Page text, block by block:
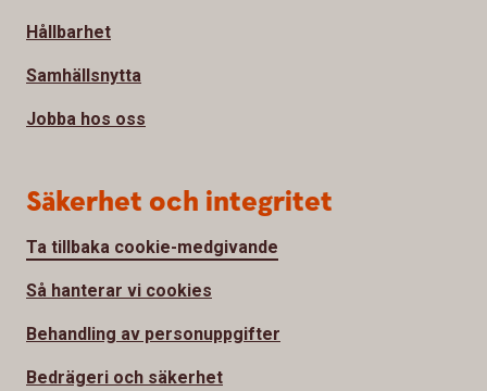
Hållbarhet
Samhällsnytta
Jobba hos oss
Säkerhet och integritet
Ta tillbaka cookie-medgivande
Så hanterar vi cookies
Behandling av personuppgifter
Bedrägeri och säkerhet